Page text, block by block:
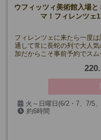
ウフィッツィ美術館入場
マ！フィレンツェ
フィレンツェに来たら一度
通して常に長蛇の列で大人
加だからこそ事前予約でス
歴史背景を交えながらわか
火～日曜日(6/2・7、7/5
25、1/1・3、2/7、3/7・28
約6時間